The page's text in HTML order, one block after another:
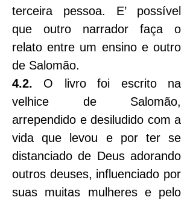
terceira pessoa. E’ possível
que outro narrador faça o
relato entre um ensino e outro
de Salomão.
4.2. O livro foi escrito na
velhice de Salomão,
arrependido e desiludido com a
vida que levou e por ter se
distanciado de Deus adorando
outros deuses, influenciado por
suas muitas mulheres e pelo